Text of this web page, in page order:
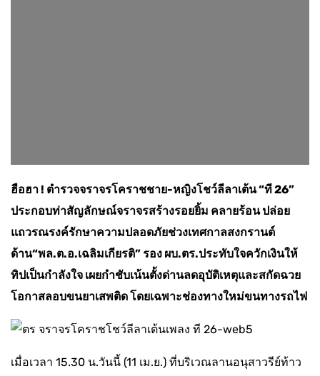
ฮือฮา ! ตำรวจจราจรโคราชชาย-หญิงโชว์ลีลาเต้น “ที 26”
ประกอบท่าสัญลักษณ์จราจรสร้างรอยยิ้ม คลายร้อน ปล่อย
แถวรณรงค์รักษาความปลอดภัยช่วงเทศกาลสงกรานต์
ด้าน“พล.ต.อ.เฉลิมเกียรติ” รอง ผบ.ตร.ประทับใจควักเงินให้
ทิปเป็นกำลังใจ เผยกำชับเน้นตั้งด่านลดอุบัติเหตุและสกัดฉวย
โอกาสลอบขนยาเสพติด โดยเฉพาะช่องทางใหม่ขนทางรถไฟ
เมื่อเวลา 15.30 น.วันนี้ (11 เม.ย.) ที่บริเวณลานอนุสาวรีย์ท้าว